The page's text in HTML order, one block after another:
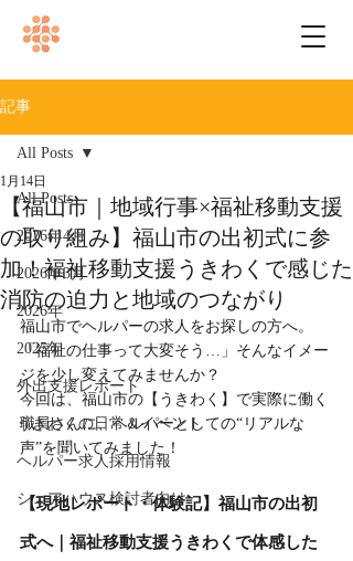
記事
All Posts
2026年4月
2026年3月
2026年
2025年
外出支援レポート
うきわくの日常＆イベント
ヘルパー求人採用情報
シェアハウス検討者向け
All Posts
【福山市｜地域行事×福祉移動支援
の取り組み】福山市の出初式に参
加！福祉移動支援うきわくで感じた
消防の迫力と地域のつながり
1月14日
福山市でヘルパーの求人をお探しの方へ。
「福祉の仕事って大変そう…」そんなイメー
ジを少し変えてみませんか？
今回は、福山市の【うきわく】で実際に働く
職員さんに、ヘルパーとしての“リアルな
声”を聞いてみました！
【現地レポート・体験記】福山市の出初
式へ｜福祉移動支援うきわくで体感した